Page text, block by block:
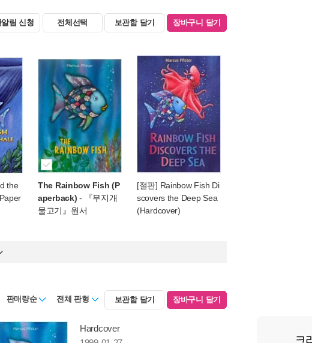
림 신청 전체선택 보관함 담기 장바구니 담기
the
The Rainbow Fish (P
aperback) - 『무지개
물고기』원서
[절판] Rainbow Fish Di
scovers the Deep Sea
(Hardcover)
판매량순 전체 판형 보관함 담기 장바구니 담기
Hardcover